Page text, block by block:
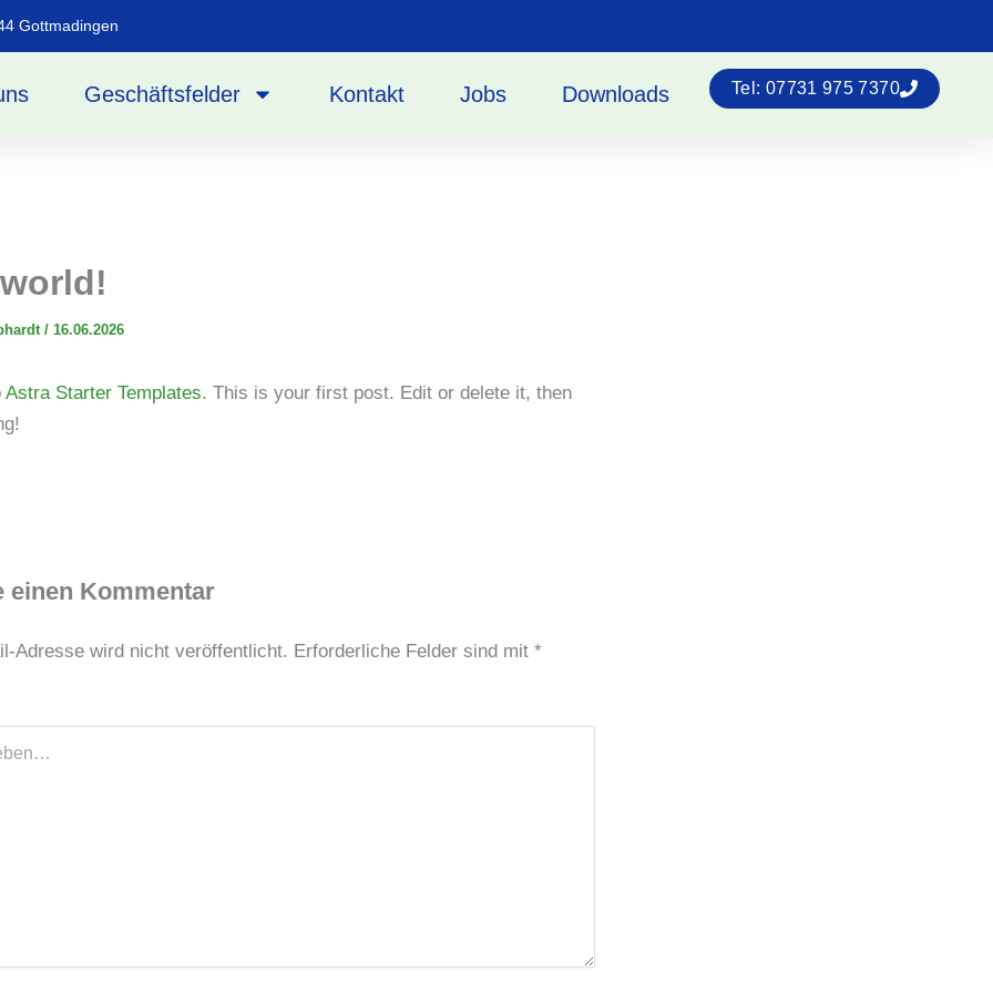
Gottmadingen
Geschäftsfelder Kontakt Jobs Downloads Tel: 07731 975 7370
/ 16.06.2026
Astra Starter Templates. This is your first post. Edit or delete it, then
einen Kommentar
Adresse wird nicht veröffentlicht. Erforderliche Felder sind mit *